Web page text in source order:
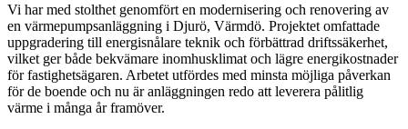
Vi har med stolthet genomfört en modernisering och renovering av
en värmepumpsanläggning i Djurö, Värmdö. Projektet omfattade
uppgradering till energisnålare teknik och förbättrad driftssäkerhet,
vilket ger både bekvämare inomhusklimat och lägre energikostnader
för fastighetsägaren. Arbetet utfördes med minsta möjliga påverkan
för de boende och nu är anläggningen redo att leverera pålitlig
värme i många år framöver.